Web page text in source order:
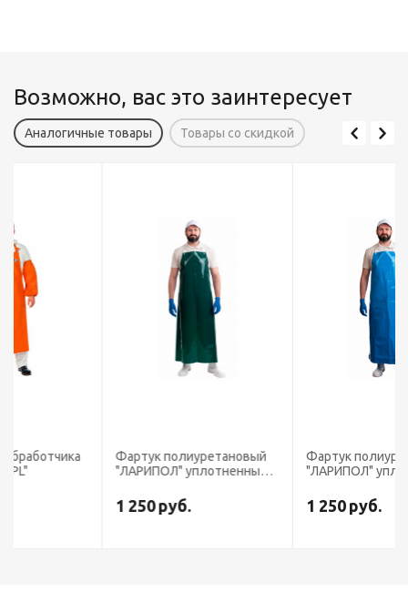
Возможно, вас это заинтересует
Аналогичные товары Товары со скидкой
Фартук полиуретановый
"ЛАРИПОЛ" уплотненный
0,3мм,р.90см х 115см
Фартук полиуретановый
"ЛАРИПОЛ" уплотненный
90см х 115см (ФАР013)